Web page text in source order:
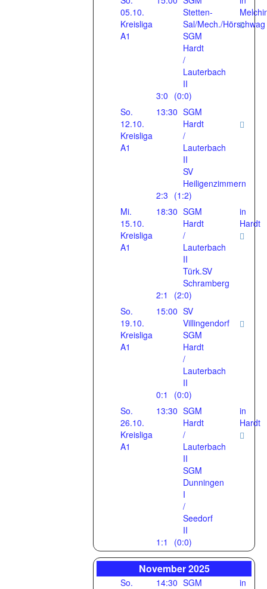
05.10.
Kreisliga
A1
Stetten-
Sal/Mech./Hörschwag
SGM
Hardt
/
Lauterbach
II
3:0 (0:0)
So.
12.10.
Kreisliga
A1
13:30 SGM
Hardt
/
Lauterbach
II
SV
Heiligenzimmern
2:3 (1:2)
Mi.
15.10.
Kreisliga
A1
18:30 SGM
Hardt
/
Lauterbach
II
Türk.SV
Schramberg
2:1
(2:0)
in
Hardt
So.
19.10.
Kreisliga
A1
15:00 SV
Villingendorf
SGM
Hardt
/
Lauterbach
II
0:1
(0:0)
So.
26.10.
Kreisliga
A1
13:30 SGM
Hardt
/
Lauterbach
II
SGM
Dunningen
I
/
Seedorf
II
1:1
(0:0)
in
Hardt
November 2025
So.
14:30 SGM
in